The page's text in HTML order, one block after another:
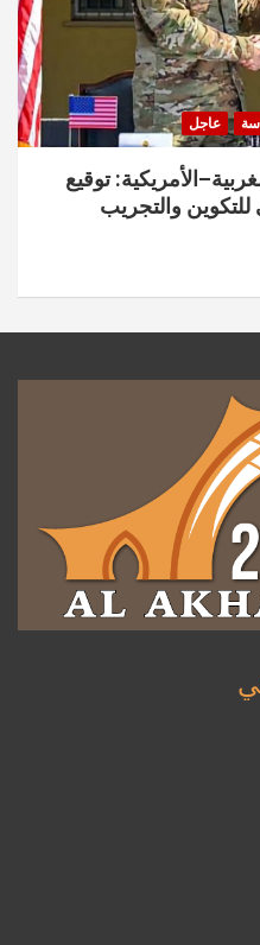
عاجل
توقيع
والتجريب